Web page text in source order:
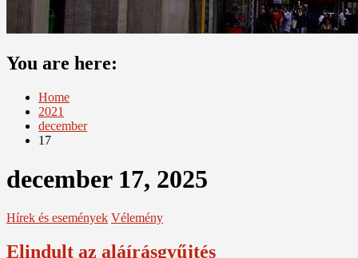
You are here:
Home
2021
december
17
december 17, 2025
Hírek és események Vélemény
Elindult az aláírásgyűjtés